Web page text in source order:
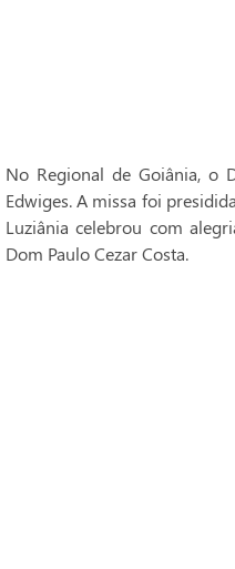
No Regional de Goiânia, o
Edwiges. A missa foi
Luziânia celebrou com
Dom Paulo Cezar Costa.